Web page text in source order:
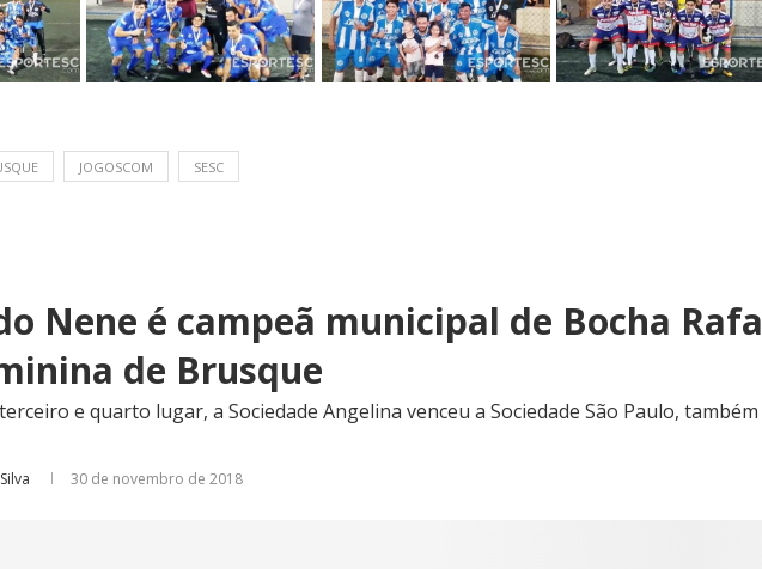
JOGOSCOM SESC
Nene é campeã municipal de Bocha Rafa
de Brusque
e quarto lugar, a Sociedade Angelina venceu a Sociedade São Paulo, também
30 de novembro de 2018